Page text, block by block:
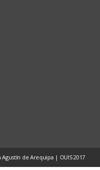
de Arequipa | OUIS 2017